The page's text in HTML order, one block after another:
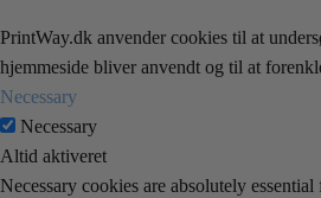
PrintWay.dk anvender cookies til at
hjemmeside bliver anvendt og til at
Necessary
Necessary
Altid aktiveret
Necessary cookies are absolutely